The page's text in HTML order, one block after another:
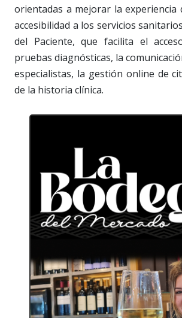
orientadas a mejorar la experiencia
accesibilidad a los servicios
del Paciente, que facilita el
pruebas diagnósticas, la
especialistas, la gestión online de
de la historia clínica.